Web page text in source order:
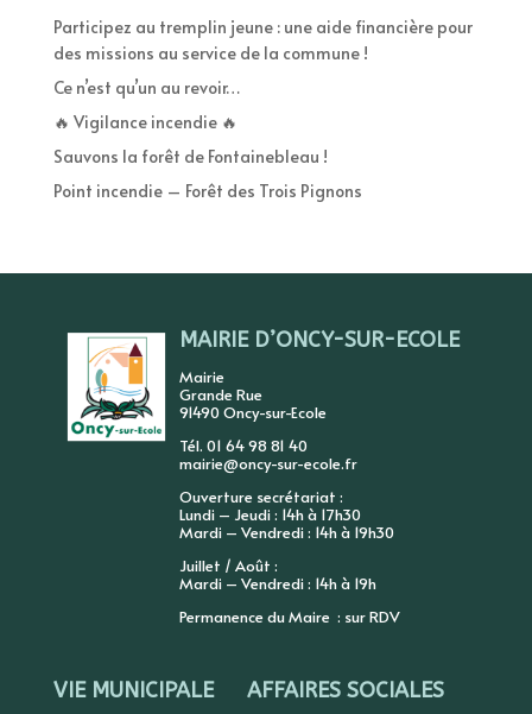
Participez au tremplin jeune : une aide financière pour
des missions au service de la commune !
Ce n’est qu’un au revoir…
🔥 Vigilance incendie 🔥
Sauvons la forêt de Fontainebleau !
Point incendie – Forêt des Trois Pignons
MAIRIE D’ONCY-SUR-ECOLE
Mairie
Grande Rue
91490 Oncy-sur-Ecole
Tél. 01 64 98 81 40
mairie@oncy-sur-ecole.fr
Ouverture secrétariat :
Lundi – Jeudi : 14h à 17h30
Mardi – Vendredi : 14h à 19h30
Juillet / Août :
Mardi – Vendredi : 14h à 19h
Permanence du Maire : sur RDV
VIE MUNICIPALE AFFAIRES SOCIALES